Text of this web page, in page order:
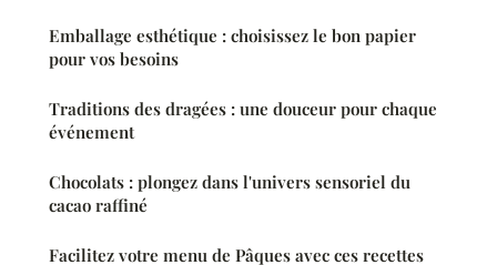
Emballage esthétique : choisissez le bon papier
pour vos besoins
Traditions des dragées : une douceur pour chaque
événement
Chocolats : plongez dans l'univers sensoriel du
cacao raffiné
Facilitez votre menu de Pâques avec ces recettes